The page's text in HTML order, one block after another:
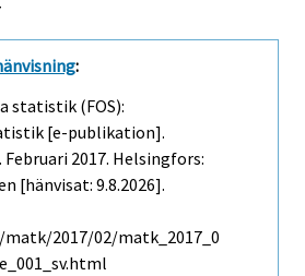
:
statistik (FOS):
[e-publikation].
Februari 2017. Helsingfors:
[hänvisat: 9.8.2026].
2017/02/matk_2017_0